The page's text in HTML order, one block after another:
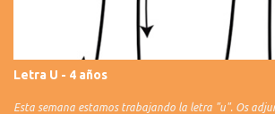
Letra U - 4 años
Esta semana estamos trabajando la letra "u". Os